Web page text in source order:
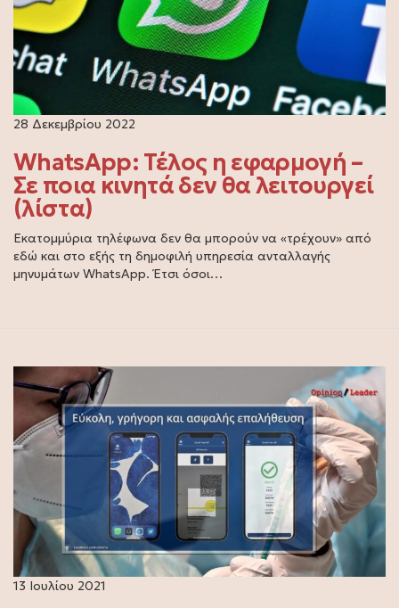
28 Δεκεμβρίου 2022
WhatsApp: Τέλος η εφαρμογή –
Σε ποια κινητά δεν θα λειτουργεί
(λίστα)
Εκατομμύρια τηλέφωνα δεν θα μπορούν να «τρέχουν» από
εδώ και στο εξής τη δημοφιλή υπηρεσία ανταλλαγής
μηνυμάτων WhatsApp. Έτσι όσοι…
13 Ιουλίου 2021